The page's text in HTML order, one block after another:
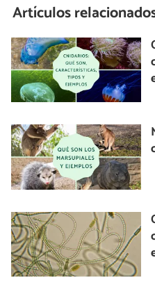
Artículos